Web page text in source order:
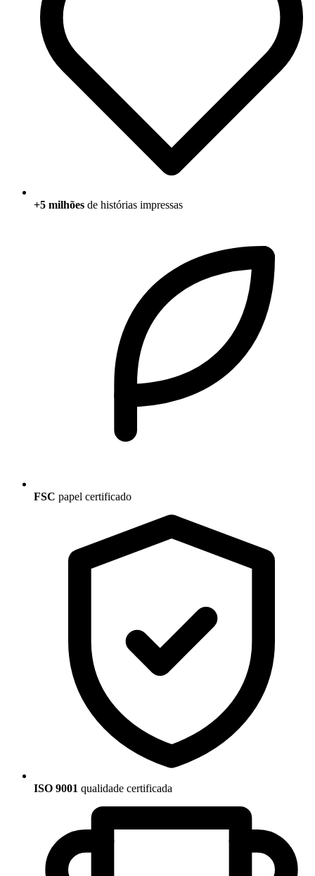
+5 milhões de histórias impressas
FSC papel certificado
ISO 9001 qualidade certificada